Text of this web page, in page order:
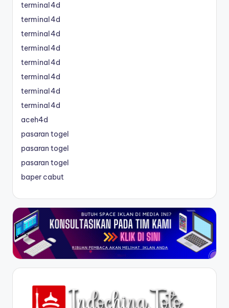
terminal4d
terminal4d
terminal4d
terminal4d
terminal4d
terminal4d
terminal4d
terminal4d
aceh4d
pasaran togel
pasaran togel
pasaran togel
baper cabut